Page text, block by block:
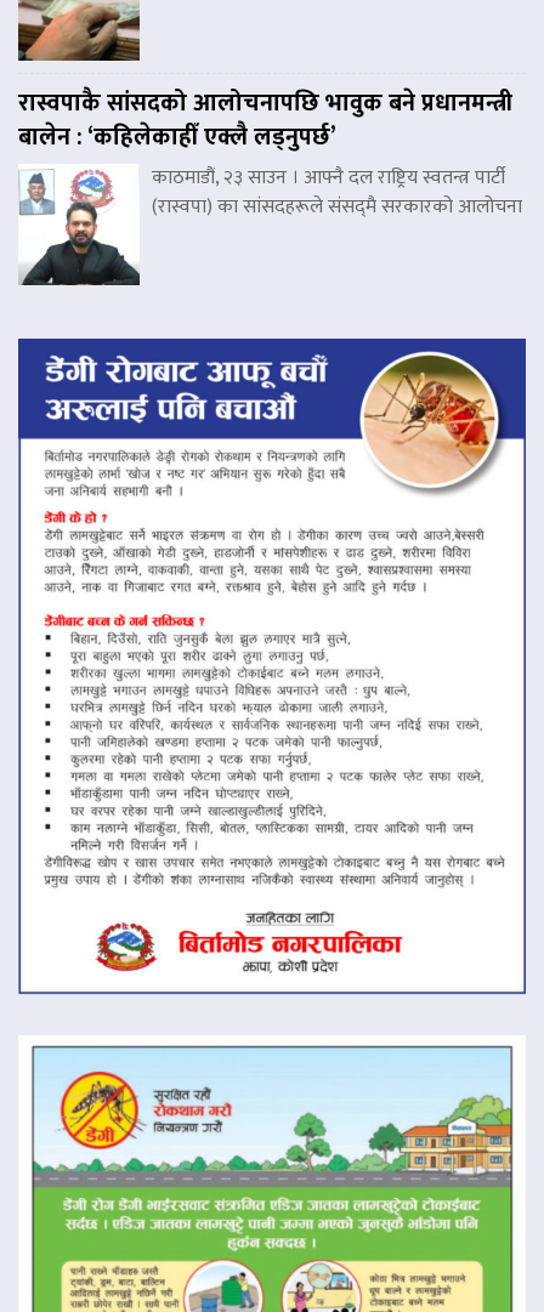
रास्वपाकै सांसदको आलोचनापछि भावुक बने प्रधानमन्त्री
बालेन : ‘कहिलेकाहीँ एक्लै लड्नुपर्छ’
काठमाडौं, २३ साउन । आफ्नै दल राष्ट्रिय स्वतन्त्र पार्टी
(रास्वपा) का सांसदहरूले संसद्‌मै सरकारको आलोचना